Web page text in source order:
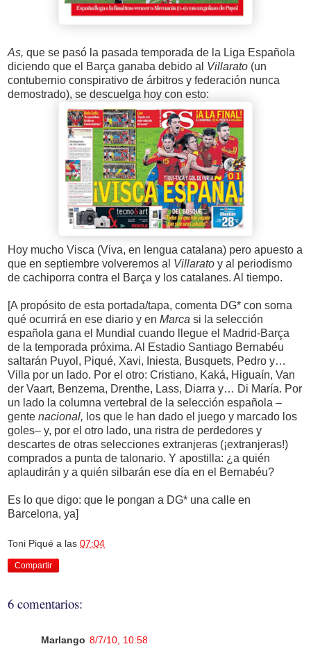
As, que se pasó la pasada temporada de la Liga Española
diciendo que el Barça ganaba debido al Villarato (un
contubernio conspirativo de árbitros y federación nunca
demostrado), se descuelga hoy con esto:
Hoy mucho Visca (Viva, en lengua catalana) pero apuesto a
que en septiembre volveremos al Villarato y al periodismo
de cachiporra contra el Barça y los catalanes. Al tiempo.
[A propósito de esta portada/tapa, comenta DG* con sorna
qué ocurrirá en ese diario y en Marca si la selección
española gana el Mundial cuando llegue el Madrid-Barça
de la temporada próxima. Al Estadio Santiago Bernabéu
saltarán Puyol, Piqué, Xavi, Iniesta, Busquets, Pedro y…
Villa por un lado. Por el otro: Cristiano, Kaká, Higuaín, Van
der Vaart, Benzema, Drenthe, Lass, Diarra y… Di María. Por
un lado la columna vertebral de la selección española –
gente nacional, los que le han dado el juego y marcado los
goles– y, por el otro lado, una ristra de perdedores y
descartes de otras selecciones extranjeras (¡extranjeras!)
comprados a punta de talonario. Y apostilla: ¿a quién
aplaudirán y a quién silbarán ese día en el Bernabéu?
Es lo que digo: que le pongan a DG* una calle en
Barcelona, ya]
Toni Piqué a las 07:04
Compartir
6 comentarios:
Marlango 8/7/10, 10:58